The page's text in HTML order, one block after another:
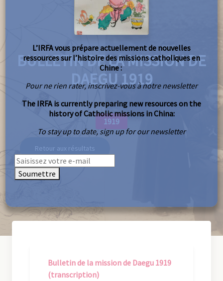
BULLETIN DE LA MISSION DE
DAEGU 1919
1919
Retour aux résultats
Bulletin de la mission de Daegu 1919
(transcription)
L’IRFA vous prépare actuellement de nouvelles
ressources sur l’histoire des missions catholiques en
Chine :
Pour ne rien rater, inscrivez-vous à notre newsletter
The IRFA is currently preparing new resources on the
history of Catholic missions in China:
To stay up to date, sign up for our newsletter
Soumettre